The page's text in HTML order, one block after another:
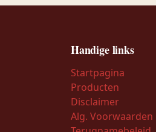
Handige links
Startpagina
Producten
Disclaimer
Alg. Voorwaarden